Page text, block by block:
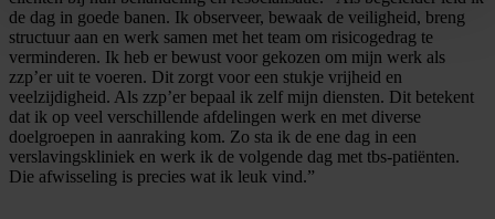
de dag in goede banen. Ik observeer, bewaak de veiligheid, breng
structuur aan en werk samen met het team om risicogedrag te
verminderen. Ik heb er bewust voor gekozen om mijn werk als
zzp’er uit te voeren. Dit zorgt voor een stukje vrijheid en
veelzijdigheid. Als zzp’er bepaal ik zelf mijn diensten. Dit betekent
dat ik op veel verschillende afdelingen werk en met diverse
doelgroepen in aanraking kom. Zo sta ik de ene dag in een
verslavingskliniek en werk ik de volgende dag met tbs-patiënten.
Die afwisseling is precies wat ik leuk vind.”